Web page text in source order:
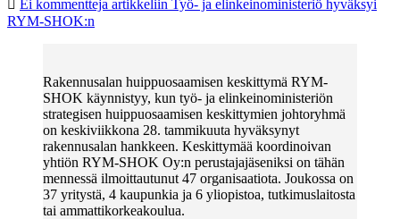
Ei kommentteja artikkeliin Työ- ja elinkeinoministeriö hyväksyi
RYM-SHOK:n
Rakennusalan huippuosaamisen keskittymä RYM-
SHOK käynnistyy, kun työ- ja elinkeinoministeriön
strategisen huippuosaamisen keskittymien johtoryhmä
on keskiviikkona 28. tammikuuta hyväksynyt
rakennusalan hankkeen. Keskittymää koordinoivan
yhtiön RYM-SHOK Oy:n perustajajäseniksi on tähän
mennessä ilmoittautunut 47 organisaatiota. Joukossa on
37 yritystä, 4 kaupunkia ja 6 yliopistoa, tutkimuslaitosta
tai ammattikorkeakoulua.